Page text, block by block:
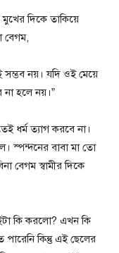
দিকে তাকিয়ে
বেগম,
সম্ভব নয়। যদি ওই মেয়ে
না হলে নয়।”
ধর্ম ত্যাগ করবে না।
স্পন্দনের বাবা মা তো
বেগম স্বামীর দিকে
কি করলো? এখন কি
কিন্তু এই ছেলের